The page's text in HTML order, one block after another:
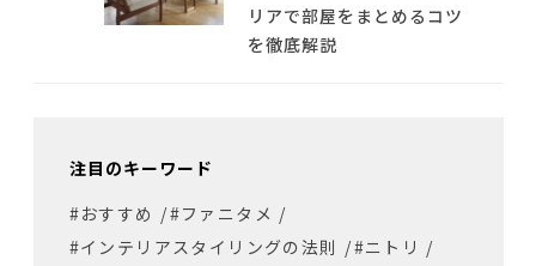
リアで部屋をまとめるコツ
を徹底解説
注目のキーワード
#おすすめ /#ファニタメ /
#インテリアスタイリングの法則 /#ニトリ /